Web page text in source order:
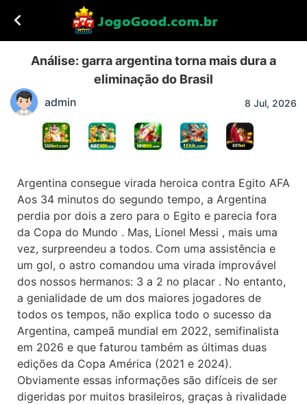
Análise: garra argentina torna mais dura a
eliminação do Brasil
admin 8 Jul, 2026
Argentina consegue virada heroica contra Egito AFA
Aos 34 minutos do segundo tempo, a Argentina
perdia por dois a zero para o Egito e parecia fora
da Copa do Mundo . Mas, Lionel Messi , mais uma
vez, surpreendeu a todos. Com uma assistência e
um gol, o astro comandou uma virada improvável
dos nossos hermanos: 3 a 2 no placar . No entanto,
a genialidade de um dos maiores jogadores de
todos os tempos, não explica todo o sucesso da
Argentina, campeã mundial em 2022, semifinalista
em 2026 e que faturou também as últimas duas
edições da Copa América (2021 e 2024).
Obviamente essas informações são difíceis de ser
digeridas por muitos brasileiros, graças à rivalidade